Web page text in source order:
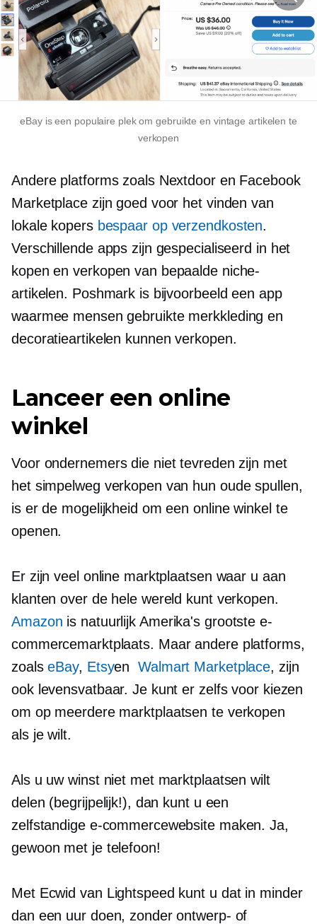
eBay is een populaire plek om gebruikte en vintage artikelen te
verkopen
Andere platforms zoals Nextdoor en Facebook
Marketplace zijn goed voor het vinden van
lokale kopers bespaar op verzendkosten.
Verschillende apps zijn gespecialiseerd in het
kopen en verkopen van bepaalde niche-
artikelen. Poshmark is bijvoorbeeld een app
waarmee mensen gebruikte merkkleding en
decoratieartikelen kunnen verkopen.
Lanceer een online
winkel
Voor ondernemers die niet tevreden zijn met
het simpelweg verkopen van hun oude spullen,
is er de mogelijkheid om een ​​online winkel te
openen.
Er zijn veel online marktplaatsen waar u aan
klanten over de hele wereld kunt verkopen.
Amazon is natuurlijk Amerika's grootste e-
commercemarktplaats. Maar andere platforms,
zoalseBay, EtsyenWalmart Marketplace, zijn
ook levensvatbaar. Je kunt er zelfs voor kiezen
om op meerdere marktplaatsen te verkopen
als je wilt.
Als u uw winst niet met marktplaatsen wilt
delen (begrijpelijk!), dan kunt u een
zelfstandige e-commercewebsite maken. Ja,
gewoon met je telefoon!
Met Ecwid van Lightspeed kunt u dat in minder
dan een uur doen, zonder ontwerp- of